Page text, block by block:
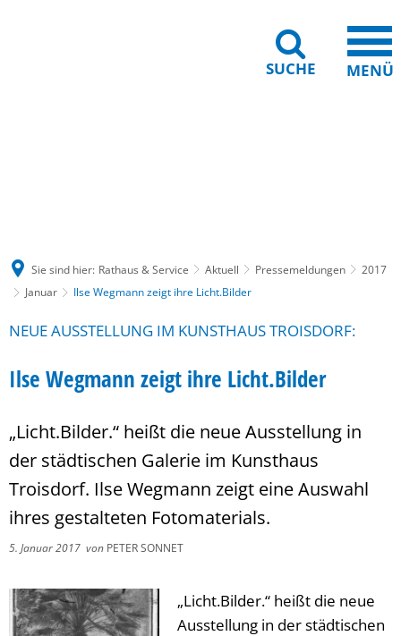
SUCHE MENÜ
Sie sind hier: Rathaus & Service Aktuell Pressemeldungen
2017
Januar
Ilse Wegmann zeigt ihre Licht.Bilder
NEUE AUSSTELLUNG IM KUNSTHAUS TROISDORF:
Ilse Wegmann zeigt ihre Licht.Bilder
„Licht.Bilder.“ heißt die neue Ausstellung in
der städtischen Galerie im Kunsthaus
Troisdorf. Ilse Wegmann zeigt eine Auswahl
ihres gestalteten Fotomaterials.
5. Januar 2017 von PETER SONNET
„Licht.Bilder.“ heißt die neue
Ausstellung in der städtischen